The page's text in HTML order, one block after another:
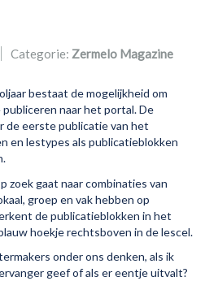
Categorie: Zermelo Magazine
bestaat de mogelijkheid om
naar het portal. De
de eerste publicatie van het
en lestypes als publicatieblokken
zoek gaat naar combinaties van
groep en vak hebben op
de publicatieblokken in het
hoekje rechtsboven in de lescel.
onder ons denken, als ik
geef of als er eentje uitvalt?